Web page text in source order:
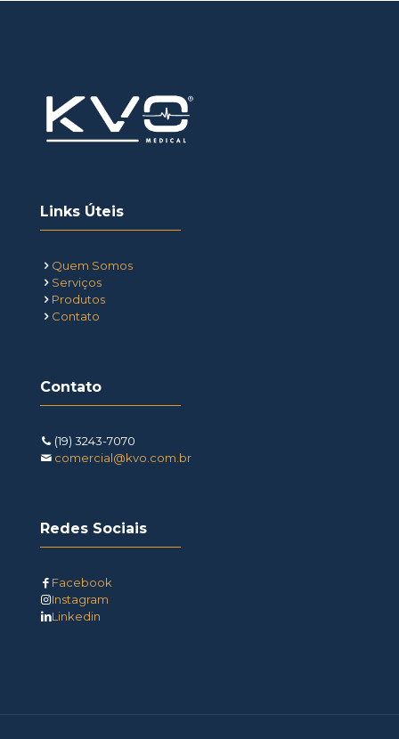
Links Úteis
Quem Somos
Serviços
Produtos
Contato
Contato
(19) 3243-7070
comercial@kvo.com.br
Redes Sociais
Facebook
Instagram
Linkedin